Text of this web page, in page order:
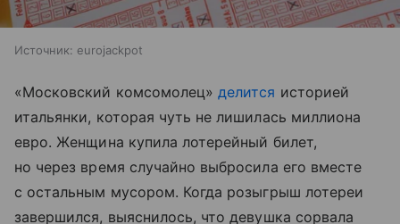
Источник: eurojackpot
«Московский комсомолец»делится историей
итальянки, которая чуть не лишилась миллиона
евро. Женщина купила лотерейный билет,
но через время случайно выбросила его вместе
с остальным мусором. Когда розыгрыш лотереи
завершился, выяснилось, что девушка сорвала